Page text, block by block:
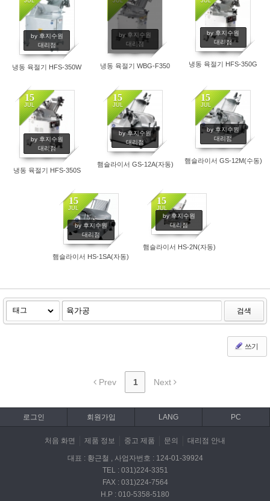
by 후지수원
대리점
냉동 육절기 HFS-350W
by 후지수원
대리점
냉동 육절기 WBG-F350
by 후지수원
대리점
냉동 육절기 HFS-350G
15
JUL
by 후지수원
대리점
냉동 육절기 HFS-350S
15
JUL
by 후지수원
대리점
햄슬라이서 GS-12A(자동)
15
JUL
by 후지수원
대리점
햄슬라이서 GS-12M(수동)
15
JUL
by 후지수원
대리점
햄슬라이서 HS-1SA(자동)
15
JUL
by 후지수원
대리점
햄슬라이서 HS-2N(자동)
검색
쓰기
Prev 1 Next
로그인 회원가입 LANG PC
처음 화면 제품 정보 중고 제품 문의 대리점 안내
대표 : 황근철 , 사업자번호 : 124-01-39924
TEL : 031)224-3351
FAX : 031)224-7564
H.P : 010-5358-5180